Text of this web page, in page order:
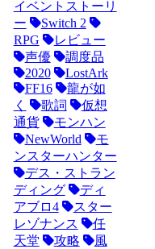
イベントストーリ
ー
Switch 2
RPG
レビュー
声優
調度品
2020
LostArk
FF16
龍が如
く
歌詞
仮想
通貨
モンハン
NewWorld
モ
ンスターハンター
デス・ストラン
ディング
ディ
アブロ4
スター
レゾナンス
任
天堂
攻略
風